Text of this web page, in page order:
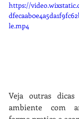
https://
le.mp4
Veja outras
ambiente com